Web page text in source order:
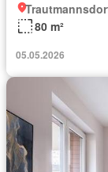
80 m²
05.05.2026